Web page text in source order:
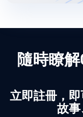
隨時瞭解
立即註冊，即
故事